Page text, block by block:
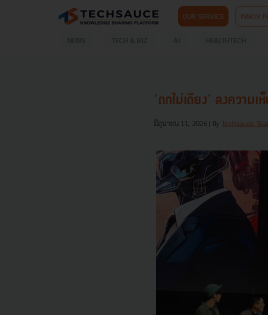
OUR SERVICE INNOV
NEWS TECH & BIZ AI HEALTHTECH
‘ถกไม่เถียง’ ลงความ
มิถุนายน 11, 2026 | By Techsauce